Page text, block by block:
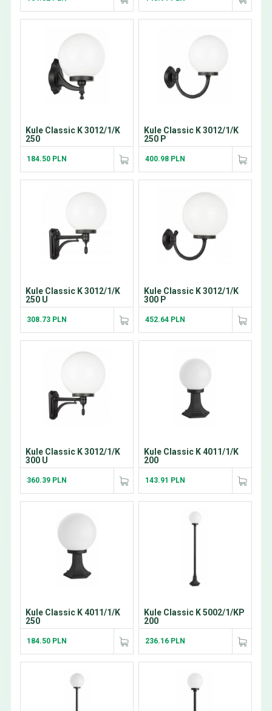
Kule Classic K 3012/1/K
250
184.50 PLN
Kule Classic K 3012/1/K
250 P
400.98 PLN
Kule Classic K 3012/1/K
250 U
308.73 PLN
Kule Classic K 3012/1/K
300 P
452.64 PLN
Kule Classic K 3012/1/K
300 U
360.39 PLN
Kule Classic K 4011/1/K
200
143.91 PLN
Kule Classic K 4011/1/K
250
184.50 PLN
Kule Classic K 5002/1/KP
200
236.16 PLN